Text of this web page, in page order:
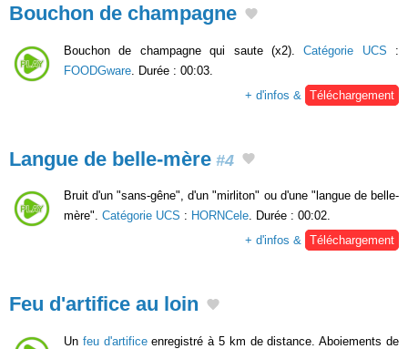
Bouchon de champagne
Bouchon de champagne qui saute (x2).Catégorie UCS :
FOODGware . Durée : 00:03.
+ d'infos &
Téléchargement
Langue de belle-mère #4
Bruit d'un "sans-gêne", d'un "mirliton" ou d'une "langue de belle-
mère". Catégorie UCS : HORNCele. Durée : 00:02.
+ d'infos & Téléchargement
Feu d'artifice au loin
Un feu d'artificeenregistré à 5 km de distance. Aboiements de